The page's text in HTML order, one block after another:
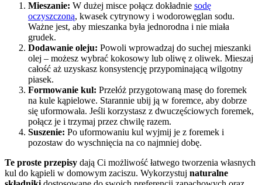
Mieszanie: W dużej misce połącz dokładnie sodę
oczyszczoną, kwasek cytrynowy i wodorowęglan sodu.
Ważne jest, aby mieszanka była jednorodna i nie miała
grudek.
Dodawanie oleju: Powoli wprowadzaj do suchej mieszanki
olej – możesz wybrać kokosowy lub oliwę z oliwek. Mieszaj
całość aż uzyskasz konsystencję przypominającą wilgotny
piasek.
Formowanie kul: Przełóż przygotowaną masę do foremek
na kule kąpielowe. Starannie ubij ją w foremce, aby dobrze
się uformowała. Jeśli korzystasz z dwuczęściowych foremek,
połącz je i trzymaj przez chwilę razem.
Suszenie: Po uformowaniu kul wyjmij je z foremek i
pozostaw do wyschnięcia na co najmniej dobę.
Te proste przepisy dają Ci możliwość łatwego tworzenia własnych
kul do kąpieli w domowym zaciszu. Wykorzystuj naturalne